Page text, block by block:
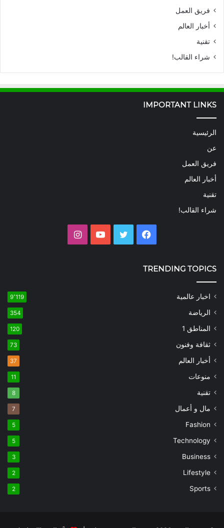
فريق العمل
أخبار العالم
تقنية
شراء القالب!
IMPORTANT LINKS
الرئيسية
عن
فريق العمل
أخبار العالم
تقنية
شراء القالب!
فيسبوك تويتر يوتيوب
TRENDING TOPICS
اخبار عالمية 9٬119
الرياضة 354
المناطق 1 120
ثقافة وفنون 73
أخبار العالم 37
منوعات 11
تقنية 8
مال و أعمال 7
Fashion
5
Technology
5
Business
3
Lifestyle
2
Sports
2